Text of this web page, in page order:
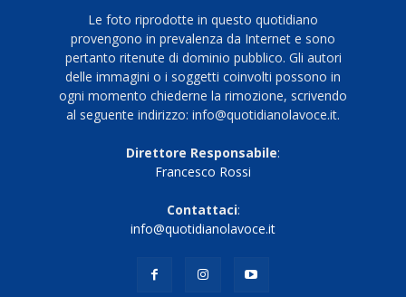
Le foto riprodotte in questo quotidiano
provengono in prevalenza da Internet e sono
pertanto ritenute di dominio pubblico. Gli autori
delle immagini o i soggetti coinvolti possono in
ogni momento chiederne la rimozione, scrivendo
al seguente indirizzo: info@quotidianolavoce.it.
Direttore Responsabile:
Francesco Rossi
Contattaci:
info@quotidianolavoce.it